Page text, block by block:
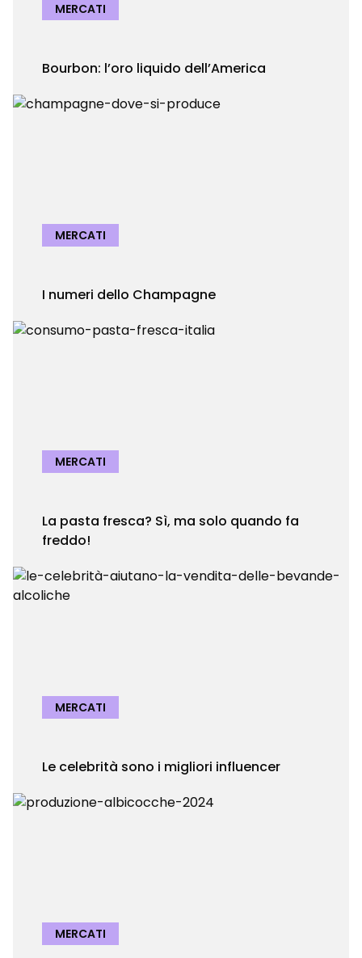
MERCATI
Bourbon: l’oro liquido dell’America
MERCATI
I numeri dello Champagne
MERCATI
La pasta fresca? Sì, ma solo quando fa
freddo!
MERCATI
Le celebrità sono i migliori influencer
MERCATI